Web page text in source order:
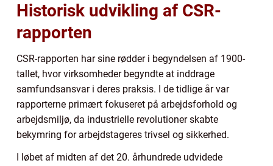
Historisk udvikling af CSR-
rapporten
CSR-rapporten har sine rødder i begyndelsen af 1900-
tallet, hvor virksomheder begyndte at inddrage
samfundsansvar i deres praksis. I de tidlige år var
rapporterne primært fokuseret på arbejdsforhold og
arbejdsmiljø, da industrielle revolutioner skabte
bekymring for arbejdstageres trivsel og sikkerhed.
I løbet af midten af det 20. århundrede udvidede